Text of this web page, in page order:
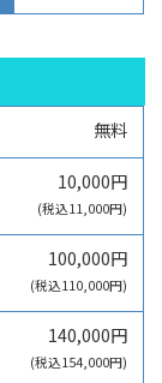
無料
10,000円
(税込11,000円)
100,000円
(税込110,000円)
140,000円
(税込154,000円)